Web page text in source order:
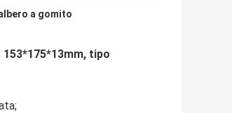
a gomito
tipo